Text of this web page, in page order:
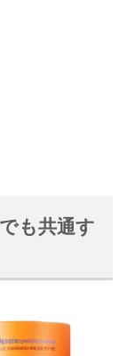
も共通す